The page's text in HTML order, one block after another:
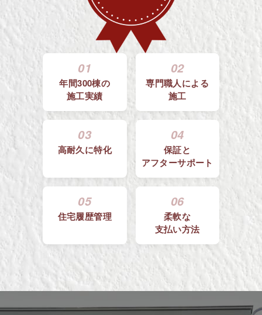
01
年間300棟の
施工実績
02
専門職人による
施工
03
高耐久に特化
04
保証と
アフターサポート
05
住宅履歴管理
06
柔軟な
支払い方法